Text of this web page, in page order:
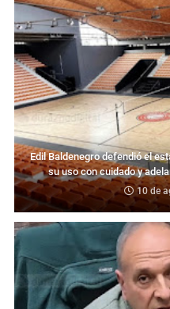
Edil Baldenegro defendió el
su uso con cuidado y
10 de